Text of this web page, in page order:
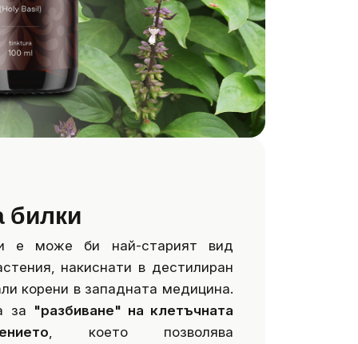
билки
е може би най-старият вид
накиснати в дестилиран
корени в западната медицина.
за "разбиване" на клетъчната
, което позволява